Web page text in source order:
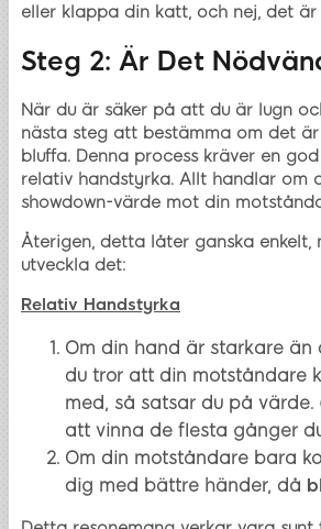
eller klappa din katt, och nej, det är
Steg 2: Är Det
När du är säker på att du är lugn
nästa steg att bestämma om det
bluffa. Denna process kräver en
relativ handstyrka. Allt handlar om
showdown-värde mot din
Återigen, detta låter ganska enkelt,
utveckla det:
Relativ Handstyrka
Om din hand är starkare
du tror att din motståndare
med, så satsar du på
att vinna de flesta gånger
Om din motståndare bara
dig med bättre händer, då